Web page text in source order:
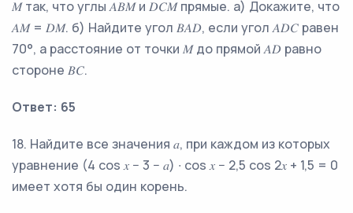
𝑀 так, что углы 𝐴𝐵𝑀 и 𝐷𝐶𝑀 прямые. а) Докажите, что
𝐴𝑀 = 𝐷𝑀. б) Найдите угол 𝐵𝐴𝐷, если угол 𝐴𝐷𝐶 равен
70°, а расстояние от точки 𝑀 до прямой 𝐴𝐷 равно
стороне 𝐵𝐶.
Ответ: 65
18. Найдите все значения 𝑎, при каждом из которых
уравнение (4 cos 𝑥 − 3 − 𝑎) ∙ cos 𝑥 − 2,5 cos 2𝑥 + 1,5 = 0
имеет хотя бы один корень.